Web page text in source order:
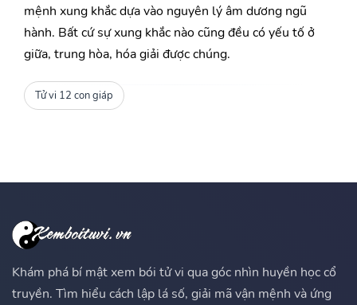
mệnh xung khắc dựa vào nguyên lý âm dương ngũ
hành. Bất cứ sự xung khắc nào cũng đều có yếu tố ở
giữa, trung hòa, hóa giải được chúng.
Tử vi 12 con giáp
Khám phá bí mật xem bói tử vi qua góc nhìn huyền học cổ
truyền. Tìm hiểu cách lập lá số, giải mã vận mệnh và ứng